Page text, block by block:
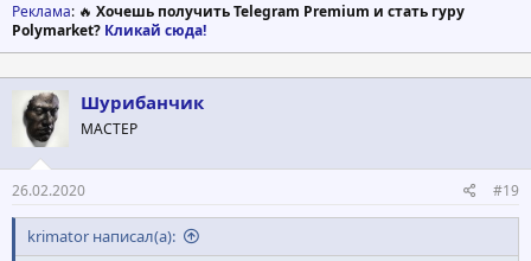
Реклама: 🔥 Хочешь получить Telegram Premium и стать гуру
Polymarket? Кликай сюда!
Шурибанчик
МАСТЕР
26.02.2020 #19
krimator написал(а):